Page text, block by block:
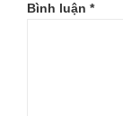
Bình luận *